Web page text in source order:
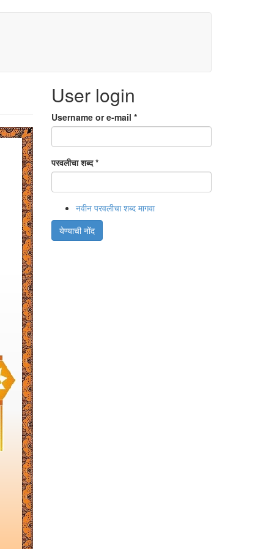
User login
Username or e-mail *
परवलीचा शब्द*
नवीन परवलीचा शब्द मागवा
येण्याची नोंद